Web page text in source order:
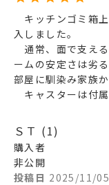
キッチンゴミ箱
入しました。
通常、面で支え
ームの安定さは劣
部屋に馴染み家族
キャスターは付属
ＳＴ 1
購入者
非公開
投稿日 2025/11/05